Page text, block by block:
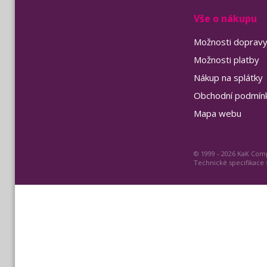
Vše o nákupu
Možnosti dopravy
Možnosti platby
Nákup na splátky
Obchodní
Mapa webu
© 1999 - 2026 KaK
Technické